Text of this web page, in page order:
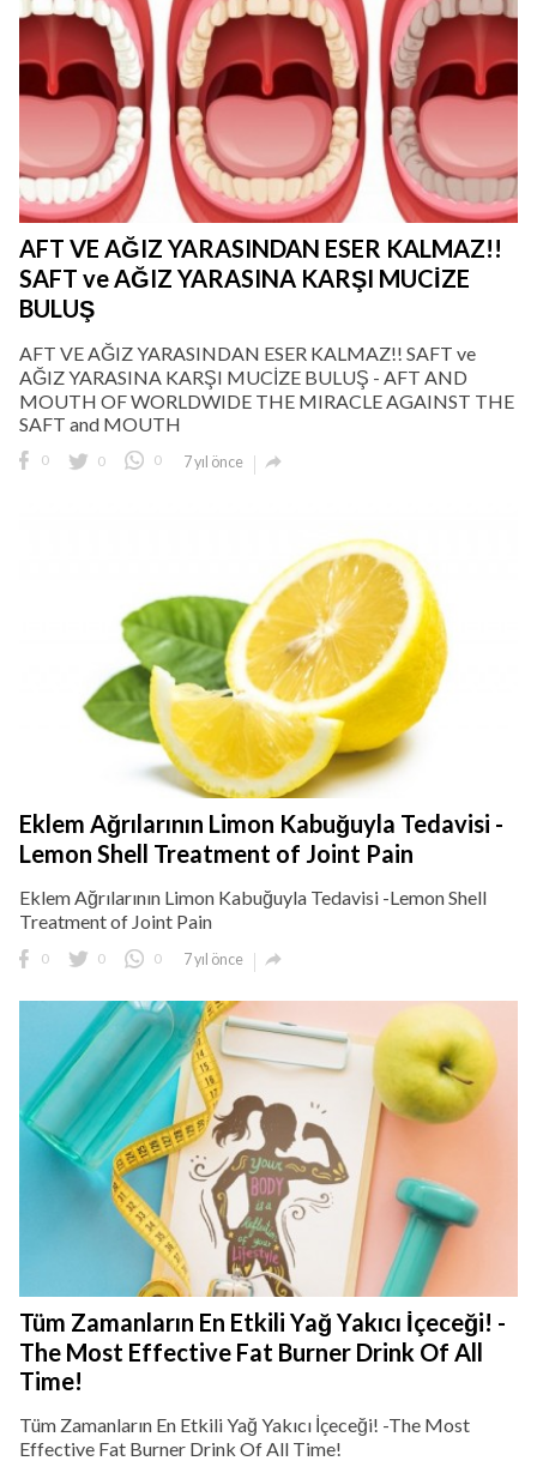
AFT VE AĞIZ YARASINDAN ESER KALMAZ!!
SAFT ve AĞIZ YARASINA KARŞI MUCİZE
BULUŞ
AFT VE AĞIZ YARASINDAN ESER KALMAZ!! SAFT ve
AĞIZ YARASINA KARŞI MUCİZE BULUŞ - AFT AND
MOUTH OF WORLDWIDE THE MIRACLE AGAINST THE
SAFT and MOUTH
0 0 0 7 yıl önce 
Eklem Ağrılarının Limon Kabuğuyla Tedavisi -
Lemon Shell Treatment of Joint Pain
Eklem Ağrılarının Limon Kabuğuyla Tedavisi -Lemon Shell
Treatment of Joint Pain
0 0 0 7 yıl önce 
Tüm Zamanların En Etkili Yağ Yakıcı İçeceği! -
The Most Effective Fat Burner Drink Of All
Time!
Tüm Zamanların En Etkili Yağ Yakıcı İçeceği! -The Most
Effective Fat Burner Drink Of All Time!